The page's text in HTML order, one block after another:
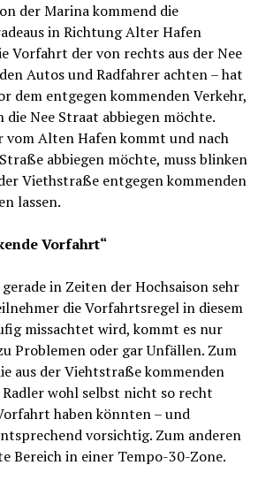
der Marina kommend die
in Richtung Alter Hafen
Vorfahrt der von rechts aus der Nee
Autos und Radfahrer achten – hat
dem entgegen kommenden Verkehr,
die Nee Straat abbiegen möchte.
vom Alten Hafen kommt und nach
abbiegen möchte, muss blinken
Viethstraße entgegen kommenden
lassen.
Vorfahrt“
in Zeiten der Hochsaison sehr
die Vorfahrtsregel in diesem
missachtet wird, kommt es nur
Problemen oder gar Unfällen. Zum
aus der Viehtstraße kommenden
wohl selbst nicht so recht
haben könnten – und
vorsichtig. Zum anderen
Bereich in einer Tempo-30-Zone.